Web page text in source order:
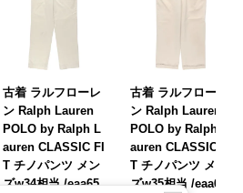
古着 ラルフローレ
ン Ralph Lauren
POLO by Ralph L
auren CLASSIC FI
T チノパンツ メン
ズw34相当 /eaa65
古着 ラルフローレ
ン Ralph Lauren
POLO by Ralph L
auren CLASSIC FI
T チノパンツ メン
ズw35相当 /eaa62